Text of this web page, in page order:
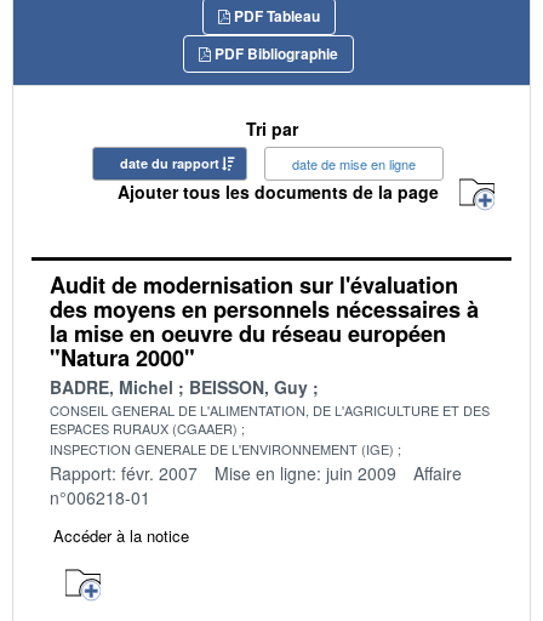
PDF Tableau
PDF Bibliographie
Tri par
date du rapport date de mise en ligne
Ajouter tous les documents de la page
Audit de modernisation sur l'évaluation
des moyens en personnels nécessaires à
la mise en oeuvre du réseau européen
"Natura 2000"
BADRE, Michel BEISSON, Guy
CONSEIL GENERAL DE L'ALIMENTATION, DE L'AGRICULTURE ET DES
ESPACES RURAUX (CGAAER)
INSPECTION GENERALE DE L'ENVIRONNEMENT (IGE)
Rapport: févr. 2007 Mise en ligne: juin 2009
Affaire
n°006218-01
Accéder à la notice